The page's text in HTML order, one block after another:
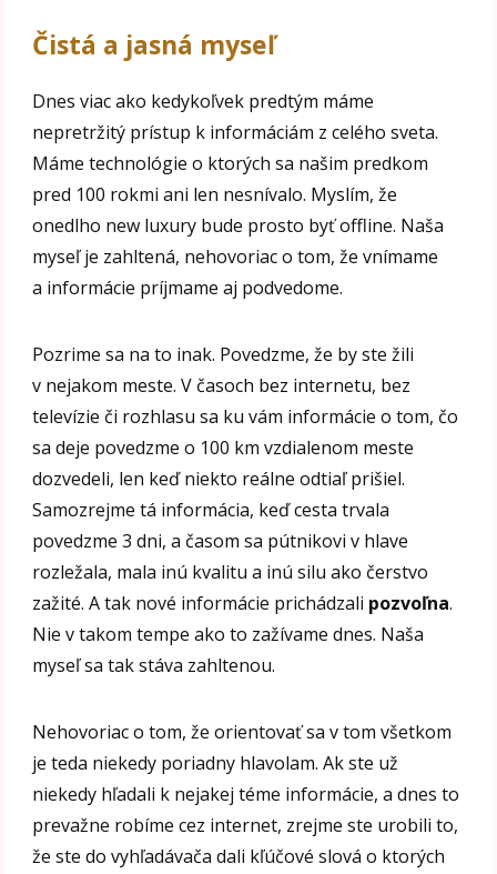
Čistá a jasná myseľ
Dnes viac ako kedykoľvek predtým máme
nepretržitý prístup k informáciám z celého sveta.
Máme technológie o ktorých sa našim predkom
pred 100 rokmi ani len nesnívalo. Myslím, že
onedlho new luxury bude prosto byť offline. Naša
myseľ je zahltená, nehovoriac o tom, že vnímame
a informácie príjmame aj podvedome.
Pozrime sa na to inak. Povedzme, že by ste žili
v nejakom meste. V časoch bez internetu, bez
televízie či rozhlasu sa ku vám informácie o tom, čo
sa deje povedzme o 100 km vzdialenom meste
dozvedeli, len keď niekto reálne odtiaľ prišiel.
Samozrejme tá informácia, keď cesta trvala
povedzme 3 dni, a časom sa pútnikovi v hlave
rozležala, mala inú kvalitu a inú silu ako čerstvo
zažité. A tak nové informácie prichádzali pozvoľna.
Nie v takom tempe ako to zažívame dnes. Naša
myseľ sa tak stáva zahltenou.
Nehovoriac o tom, že orientovať sa v tom všetkom
je teda niekedy poriadny hlavolam. Ak ste už
niekedy hľadali k nejakej téme informácie, a dnes to
prevažne robíme cez internet, zrejme ste urobili to,
že ste do vyhľadávača dali kľúčové slová o ktorých